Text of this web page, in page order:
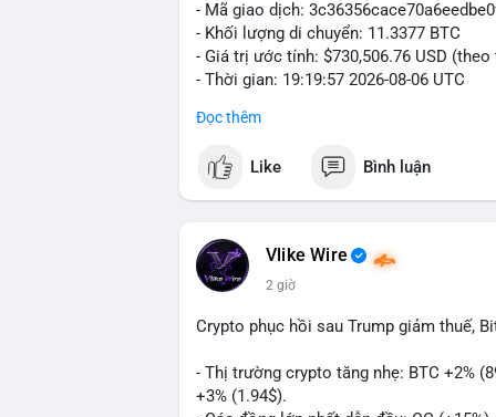
- Mã giao dịch:
- Khối lượng di chuyển: 11.3377 BTC
- Giá trị ước tính: $730,506.76 USD (theo
- Thời gian: 19:19:57 2026-08-06 UTC
Giao dịch 11.3377 BTC trị giá hơn 730
phải dòng tiền tổ chức khổng lồ. Hành
phản ánh hai kịch bản: hoặc cá voi
chuyển này không tạo áp lực bán đáng
thấy dòng tiền lớn vẫn đang vận động
BTC này đổ vào ví sàn giao dịch, khả
#11dot3377btc
Đọc thêm
Like Bình luận
Vlike Wire
2 giờ
Crypto phục hồi sau Trump giảm thuế,
- Thị trường crypto tăng nhẹ: BTC +2%
+3% (1.94$).